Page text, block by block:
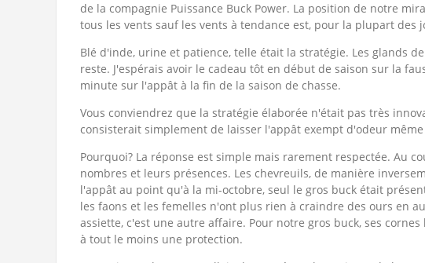
de la compagnie Puissance Buck Power. La position de notre
tous les vents sauf les vents à tendance est, pour la plupart des
Blé d'inde, urine et patience, telle était la stratégie. Les glands
reste. J'espérais avoir le cadeau tôt en début de saison sur la
minute sur l'appât à la fin de la saison de chasse.
Vous conviendrez que la stratégie élaborée n'était pas très
consisterait simplement de laisser l'appât exempt d'odeur
Pourquoi? La réponse est simple mais rarement respectée. Au
nombres et leurs présences. Les chevreuils, de manière
l'appât au point qu'à la mi-octobre, seul le gros buck était
les faons et les femelles n'ont plus rien à craindre des ours en
assiette, c'est une autre affaire. Pour notre gros buck, ses
à tout le moins une protection.